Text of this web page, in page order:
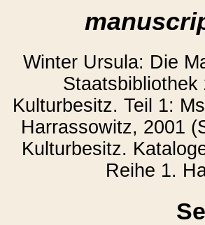
Winter Ursula: Die
Kulturbesitz. Teil 1:
Harrassowitz, 2001
Kulturbesitz.
Reihe 1.